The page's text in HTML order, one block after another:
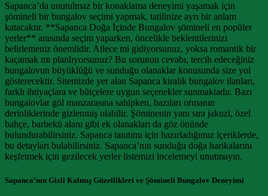
Sapanca’da unutulmaz bir konaklama deneyimi yaşamak için
şömineli bir bungalov seçimi yapmak, tatilinize ayrı bir anlam
katacaktır. **Sapanca Doğa İçinde Bungalov şömineli en popüler
yerler** arasında seçim yaparken, öncelikle beklentilerinizi
belirlemeniz önemlidir. Ailece mi gidiyorsunuz, yoksa romantik bir
kaçamak mı planlıyorsunuz? Bu sorunun cevabı, tercih edeceğiniz
bungalovun büyüklüğü ve sunduğu olanaklar konusunda size yol
gösterecektir. Sitemizde yer alan Sapanca kiralık bungalov ilanları,
farklı ihtiyaçlara ve bütçelere uygun seçenekler sunmaktadır. Bazı
bungalovlar göl manzarasına sahipken, bazıları ormanın
derinliklerinde gizlenmiş olabilir. Şöminenin yanı sıra jakuzi, özel
bahçe, barbekü alanı gibi ek olanakları da göz önünde
bulundurabilirsiniz. Sapanca tanıtımı için hazırladığımız içeriklerde,
bu detayları bulabilirsiniz. Sapanca’nın sunduğu doğa harikalarını
keşfetmek için gezilecek yerler listemizi incelemeyi unutmayın.
Sapanca’nın Gizli Kalmış Güzellikleri ve Şömineli Bungalov Deneyimi